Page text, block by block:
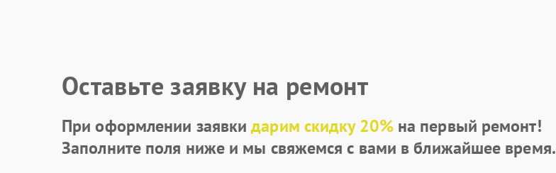
Оставьте заявку на ремонт
При оформлении заявкидарим скидку 20%на первый ремонт!
Заполните поля ниже и мы свяжемся с вами в ближайшее время.